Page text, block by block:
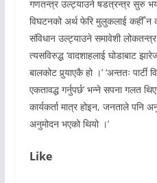
गणतन्त्र उल्ट्याउने षडत्रन्त्र सुरु
विघटनको अर्थ फेरि मुलुकलाई कहीँ न
संविधान उल्ट्याउने समावेशी
त्यसविरुद्ध ‘वादशाहलाई घोडाबाट
बालकोट पुर्‍याएकै हो ।’ ‘अन्ततः पार्टी
एकतावद्ध गर्नुपर्छ’ भन्ने सपना गलत
कार्यकर्ता मात्र होइन, जनताले पनि
अनुमोदन भएको थियो ।’
Like